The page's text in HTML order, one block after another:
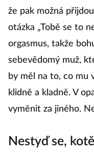
že pak možná
otázka „Tobě se to
orgasmus, takže
sebevědomý muž,
by měl na to, co mu
klidně a kladně. V
vyměnit za jiného.
Nestyď se, kotě